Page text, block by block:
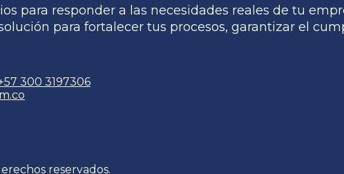
para responder a las necesidades reales de tu
para fortalecer tus procesos, garantizar el
300 3197306
reservados.